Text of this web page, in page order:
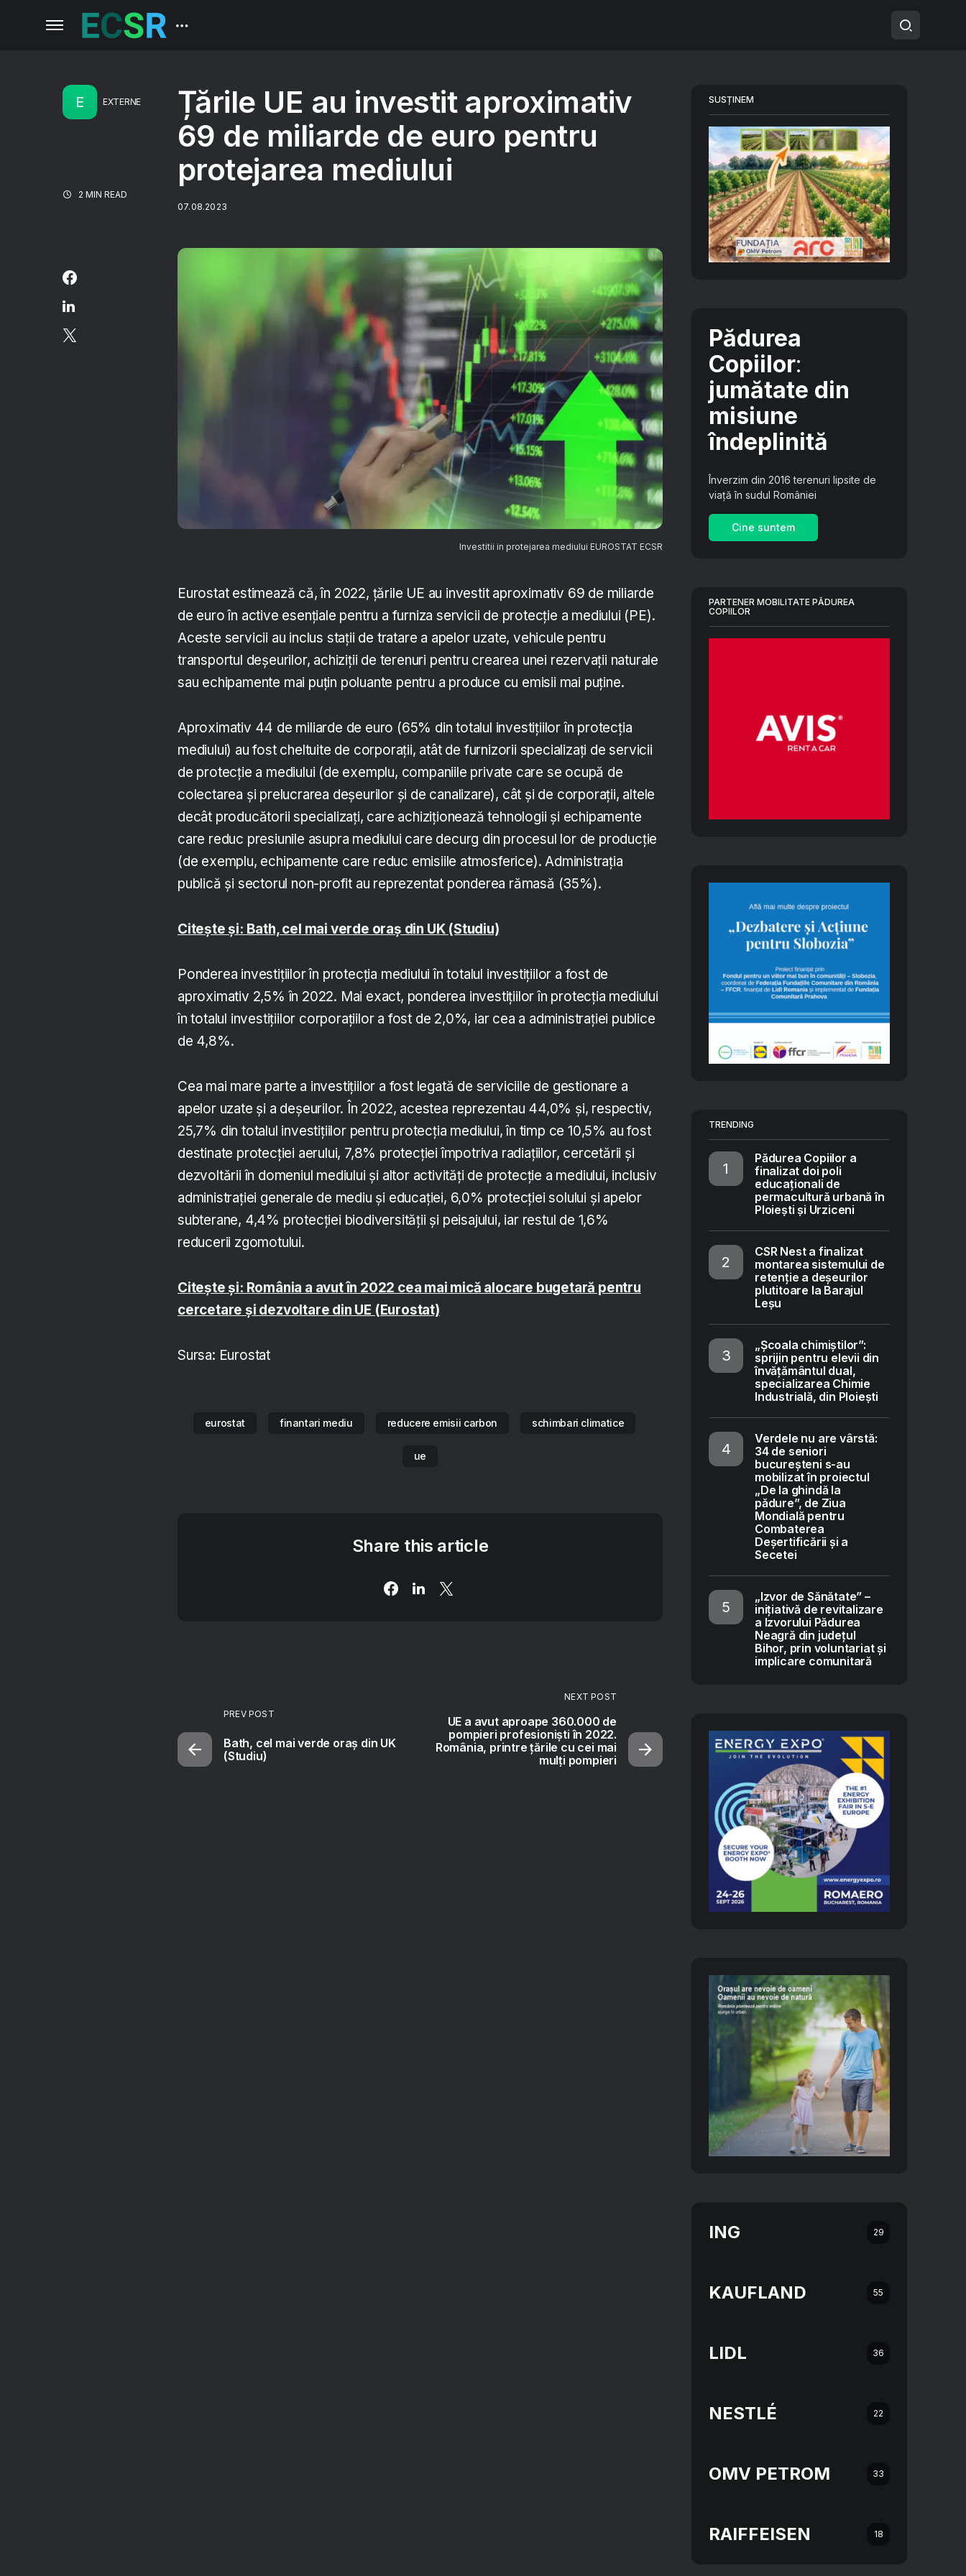
E EXTERNE
2 MIN READ
Țările UE au investit aproximativ
69 de miliarde de euro pentru
protejarea mediului
07.08.2023
Investitii in protejarea mediului EUROSTAT ECSR
Eurostat estimează că, în 2022, țările UE au investit aproximativ 69 de miliarde
de euro în active esențiale pentru a furniza servicii de protecție a mediului (PE).
Aceste servicii au inclus stații de tratare a apelor uzate, vehicule pentru
transportul deșeurilor, achiziții de terenuri pentru crearea unei rezervații naturale
sau echipamente mai puțin poluante pentru a produce cu emisii mai puține.
Aproximativ 44 de miliarde de euro (65% din totalul investițiilor în protecția
mediului) au fost cheltuite de corporații, atât de furnizorii specializați de servicii
de protecție a mediului (de exemplu, companiile private care se ocupă de
colectarea și prelucrarea deșeurilor și de canalizare), cât și de corporații, altele
decât producătorii specializați, care achiziționează tehnologii și echipamente
care reduc presiunile asupra mediului care decurg din procesul lor de producție
(de exemplu, echipamente care reduc emisiile atmosferice). Administrația
publică și sectorul non-profit au reprezentat ponderea rămasă (35%).
Citește și: Bath, cel mai verde oraș din UK (Studiu)
Ponderea investițiilor în protecția mediului în totalul investițiilor a fost de
aproximativ 2,5% în 2022. Mai exact, ponderea investițiilor în protecția mediului
în totalul investițiilor corporațiilor a fost de 2,0%, iar cea a administrației publice
de 4,8%.
Cea mai mare parte a investițiilor a fost legată de serviciile de gestionare a
apelor uzate și a deșeurilor. În 2022, acestea reprezentau 44,0% și, respectiv,
25,7% din totalul investițiilor pentru protecția mediului, în timp ce 10,5% au fost
destinate protecției aerului, 7,8% protecției împotriva radiațiilor, cercetării și
dezvoltării în domeniul mediului și altor activități de protecție a mediului, inclusiv
administrației generale de mediu și educației, 6,0% protecției solului și apelor
subterane, 4,4% protecției biodiversității și peisajului, iar restul de 1,6%
reducerii zgomotului.
Citește și: România a avut în 2022 cea mai mică alocare bugetară pentru
cercetare și dezvoltare din UE (Eurostat)
Sursa: Eurostat
eurostat finantari mediu reducere emisii carbon schimbari climatice
ue
Share this article
PREV POST
Bath, cel mai verde oraș din UK
(Studiu)
NEXT POST
UE a avut aproape 360.000 de
pompieri profesioniști în 2022.
România, printre țările cu cei mai
mulți pompieri
SUSȚINEM
Pădurea
Copiilor:
jumătate din
misiune
îndeplinită
Înverzim din 2016 terenuri lipsite de
viață în sudul României
Cine suntem
PARTENER MOBILITATE PĂDUREA
COPIILOR
TRENDING
Pădurea Copiilor a
finalizat doi poli
educaționali de
permacultură urbană în
Ploiești și Urziceni
CSR Nest a finalizat
montarea sistemului de
retenție a deșeurilor
plutitoare la Barajul
Leșu
„Școala chimiștilor”:
sprijin pentru elevii din
învățământul dual,
specializarea Chimie
Industrială, din Ploiești
Verdele nu are vârstă:
34 de seniori
bucureșteni s-au
mobilizat în proiectul
„De la ghindă la
pădure”, de Ziua
Mondială pentru
Combaterea
Deșertificării și a
Secetei
„Izvor de Sănătate” –
inițiativă de revitalizare
a Izvorului Pădurea
Neagră din județul
Bihor, prin voluntariat și
implicare comunitară
ING 29
KAUFLAND 55
LIDL 36
NESTLÉ 22
OMV PETROM 33
RAIFFEISEN 18